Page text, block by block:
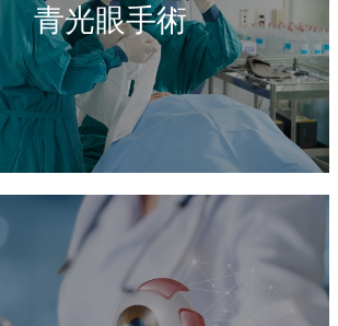
青光眼手術